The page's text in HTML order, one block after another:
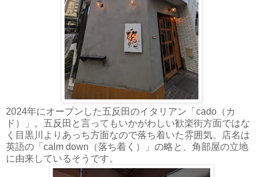
2024年にオープンした五反田のイタリアン「cado（カ
ド）」。五反田と言ってもいかがわしい歓楽街方面ではな
く目黒川よりあっち方面なので落ち着いた雰囲気。店名は
英語の「calm down（落ち着く）」の略と、角部屋の立地
に由来しているそうです。